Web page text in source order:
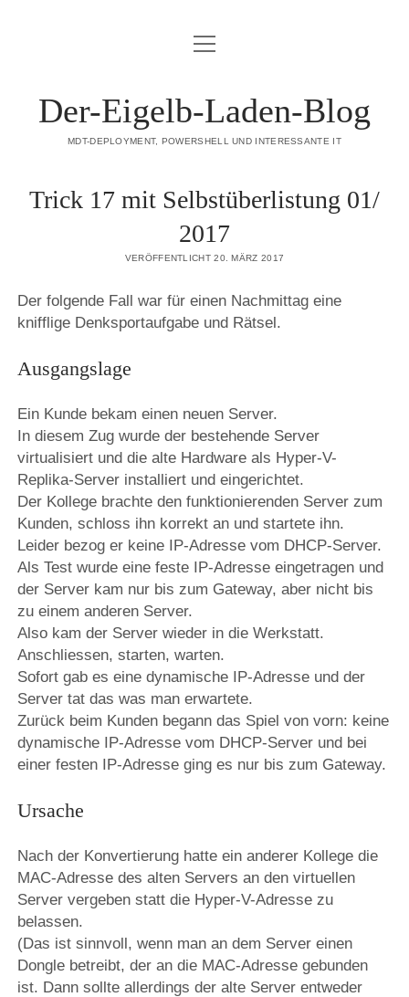
DATENSCHUTZERKLÄRUNG
Menü
öffnen
Der-Eigelb-Laden-Blog
MDT-DEPLOYMENT, POWERSHELL UND INTERESSANTE IT
Trick 17 mit Selbstüberlistung 01/
2017
VERÖFFENTLICHT 20. MÄRZ 2017
Der folgende Fall war für einen Nachmittag eine
knifflige Denksportaufgabe und Rätsel.
Ausgangslage
Ein Kunde bekam einen neuen Server.
In diesem Zug wurde der bestehende Server
virtualisiert und die alte Hardware als Hyper-V-
Replika-Server installiert und eingerichtet.
Der Kollege brachte den funktionierenden Server zum
Kunden, schloss ihn korrekt an und startete ihn.
Leider bezog er keine IP-Adresse vom DHCP-Server.
Als Test wurde eine feste IP-Adresse eingetragen und
der Server kam nur bis zum Gateway, aber nicht bis
zu einem anderen Server.
Also kam der Server wieder in die Werkstatt.
Anschliessen, starten, warten.
Sofort gab es eine dynamische IP-Adresse und der
Server tat das was man erwartete.
Zurück beim Kunden begann das Spiel von vorn: keine
dynamische IP-Adresse vom DHCP-Server und bei
einer festen IP-Adresse ging es nur bis zum Gateway.
Ursache
Nach der Konvertierung hatte ein anderer Kollege die
MAC-Adresse des alten Servers an den virtuellen
Server vergeben statt die Hyper-V-Adresse zu
belassen.
(Das ist sinnvoll, wenn man an dem Server einen
Dongle betreibt, der an die MAC-Adresse gebunden
ist. Dann sollte allerdings der alte Server entweder